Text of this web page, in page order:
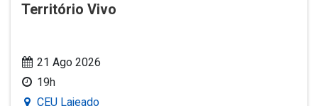
Território Vivo
21 Ago 2026
19h
CEU Lajeado